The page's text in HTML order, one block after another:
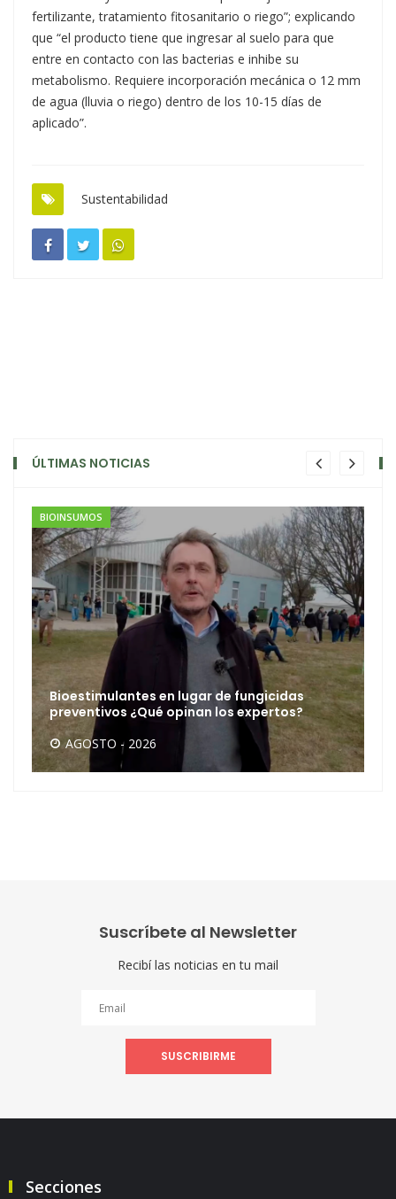
fertilizante, tratamiento fitosanitario o riego”; explicando
que “el producto tiene que ingresar al suelo para que
entre en contacto con las bacterias e inhibe su
metabolismo. Requiere incorporación mecánica o 12 mm
de agua (lluvia o riego) dentro de los 10-15 días de
aplicado”.
Sustentabilidad
ÚLTIMAS NOTICIAS
BIOINSUMOS
Bioestimulantes en lugar de fungicidas
preventivos ¿Qué opinan los expertos?
AGOSTO - 2026
Suscríbete al Newsletter
Recibí las noticias en tu mail
SUSCRIBIRME
Secciones